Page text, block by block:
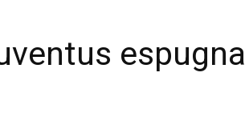
Voce
espugna